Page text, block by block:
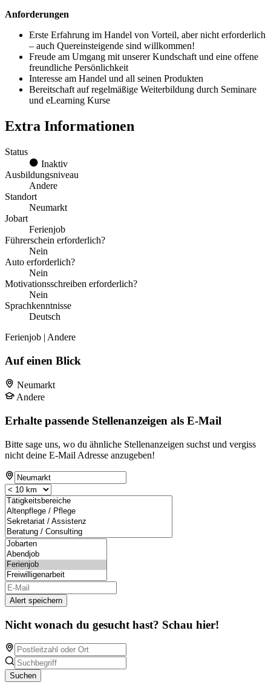
Anforderungen
Erste Erfahrung im Handel von Vorteil, aber nicht erforderlich
– auch Quereinsteigende sind willkommen!
Freude am Umgang mit unserer Kundschaft und eine offene
freundliche Persönlichkeit
Interesse am Handel und all seinen Produkten
Bereitschaft auf regelmäßige Weiterbildung durch Seminare
und eLearning Kurse
Extra Informationen
Status
Inaktiv
Ausbildungsniveau
Andere
Standort
Neumarkt
Jobart
Ferienjob
Führerschein erforderlich?
Nein
Auto erforderlich?
Nein
Motivationsschreiben erforderlich?
Nein
Sprachkenntnisse
Deutsch
Ferienjob | Andere
Auf einen Blick
Neumarkt
Andere
Erhalte passende Stellenanzeigen als E-Mail
Bitte sage uns, wo du ähnliche Stellenanzeigen suchst und vergiss
nicht deine E-Mail Adresse anzugeben!
Alert speichern
Nicht wonach du gesucht hast? Schau hier!
Suchen